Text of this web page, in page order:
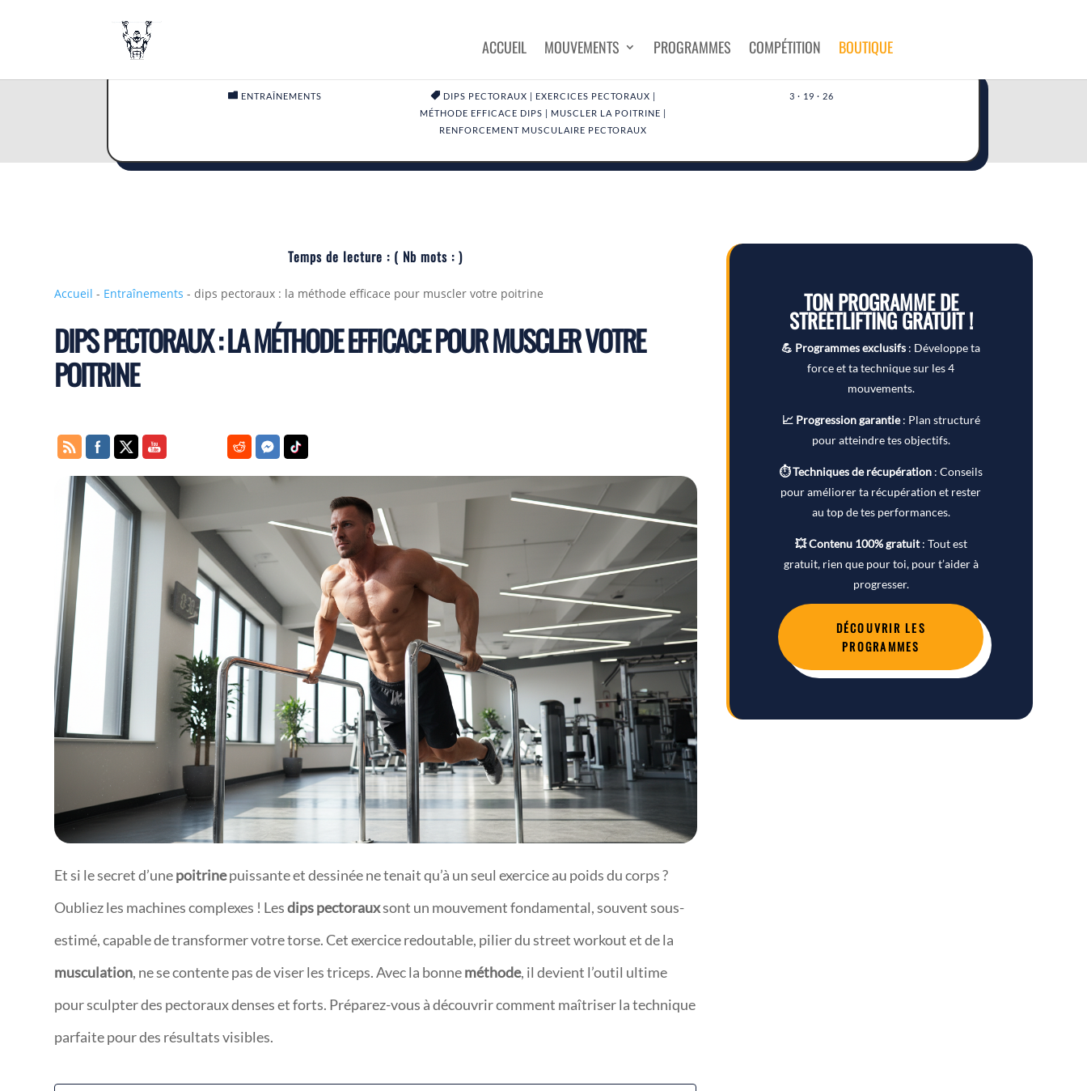
ACCUEIL MOUVEMENTS PROGRAMMES COMPÉTITION BOUTIQUE
 ENTRAÎNEMENTS  DIPS PECTORAUX EXERCICES PECTORAUX
MÉTHODE EFFICACE DIPS
MUSCLER LA POITRINE
RENFORCEMENT MUSCULAIRE PECTORAUX
3 · 19 · 26
Temps de lecture : ( Nb mots :)
Accueil - Entraînements -dips pectoraux : la méthode efficace pour muscler votre poitrine
DIPS PECTORAUX : LA MÉTHODE EFFICACE POUR MUSCLER VOTRE
POITRINE
Et si le secret d’unepoitrinepuissante et dessinée ne tenait qu’à un seul exercice au poids du corps ?
Oubliez les machines complexes ! Lesdips pectorauxsont un mouvement fondamental, souvent sous-
estimé, capable de transformer votre torse. Cet exercice redoutable, pilier du street workout et de la
musculation, ne se contente pas de viser les triceps. Avec la bonneméthode, il devient l’outil ultime
pour sculpter des pectoraux denses et forts. Préparez-vous à découvrir comment maîtriser la technique
parfaite pour des résultats visibles.
TON PROGRAMME DE
STREETLIFTING GRATUIT !
💪 Programmes exclusifs : Développe ta
force et ta technique sur les 4
mouvements.
📈 Progression garantie: Plan structuré
pour atteindre tes objectifs.
⏱ Techniques de récupération : Conseils
pour améliorer ta récupération et rester
au top de tes performances.
💥 Contenu 100% gratuit: Tout est
gratuit, rien que pour toi, pour t’aider à
progresser.
DÉCOUVRIR LES
PROGRAMMES